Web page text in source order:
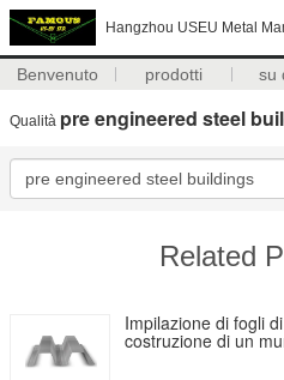
Hangzhou USEU Metal
Benvenuto prodotti su
Qualità pre engineered steel
Related
Impilazione di fogli
costruzione di un
sistema di transito